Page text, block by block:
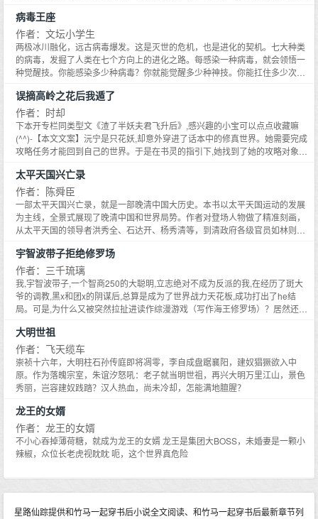
见观音多妩媚，料观音见我 狗男人真香追妻火葬场，其实际颜值与对女主情意
成正比，因为早期装傻扮丑的狗男主他，会为悦己者容，本文又名《嫁了个扮
猪吃老虎的二傻子老公是何感觉》《倾国倾城的老婆天天躺身边，却只能装不
解风|情的二傻子是何感觉》《二傻子怎配得上倾国倾城的美人，让我来让我
来》《老婆太美，群狼环伺，二傻子他要如何狼口护妻》 小剧场： 婚后，宇文
现在还得分一半给别人，天天晚上挤着睡，不好不好 众男看看他身边倾国倾城
的美娇妻，均在心中感叹摇头，傻啊，这是真傻啊，殊不知人家究竟是何挤
法，竟挤出了未来的太子殿下。 男主因故装痴扮憨，后期性情阴冷暴戾，女主
是救赎他的光，让他脱离炼狱，由厉鬼变人。 女主生来心离红尘，心怀大爱却
又无爱，男主予她凡心，让她从红尘之外，落入他的怀中，由神变人。 她渡他
出炼狱，他牵她入红尘，文章基调酸酸甜甜，he。
病毒王座
作者：文坛小学生
两极冰川融化，远古病毒爆发。这是灭世的危机，也是进化的契机。七大种类
的病毒，发掘了人类在七个方向上的进化之路。每感染一种病毒，就会领悟一
种觉醒技。你能感染多少种病毒？你就能觉醒多少种神技。你能扛住多少次生
成为......全种类病毒载体。每一条进化之路都是他的路，为了在这末世活下去，
他舍命开始了感染之路。为了寻找离奇失踪的父亲，他踏上了强大之路。为了
根治病毒，他开启了成神之路。从未现世的远古病毒，五花八门的觉醒神技，
貌美如花的战友、知己。为人类存续守望黎明的强大战士面对最终之敌时，他
该如何选择？【展开】【收起】
误摘高岭之花后我遁了
作者：时却
下本开专栏同类型文《渣了半妖夫君飞升后》,感兴趣的小宝可以点点收藏嘛
(^^)-【本文文案】沅宁是只花妖,却意外穿进了话本中的修真世界。她需要完成
攻略任务才能回到自己的世界。于是在书灵的指引下,她找到了她的攻略对象
伤渐渐好转了起来。沅宁似乎也对他动了心。可就在沅宁一边同人琴瑟和鸣、
耳鬓厮磨,一边第无数次得到好感度为0的答案怀疑人生时,书灵告诉了她两个消
息。好消息：她身旁的男人对她的好感度其实是100%。坏消息：攻略对象搞
错了。沅宁看着躺在身边的男人,又看了看幻境里快黑化成煤炭的玄衣少年——
她真正的攻略对象。沅宁:……做妖有时候也挺无奈的。/宋霁声道心破灭,灵脉
会,还送了他一盏兔子花灯。小姑娘夸他长得好看,她说她喜欢好看的人。小姑娘
还说她只喜欢他,只想同他成亲。……可是后来,她一声不吭便跑了。再见面,是
那个与他长得极为相像的门中后辈将人牵到了他面前,想请他为他们证婚。那后
辈同他相似的眉眼间却是他从未有过的肆意张扬,以及鲜活的少年气。其身旁的
少女似乎也因着羞怯低下了头。宋霁声看着少女头上他送的那支蝴蝶珠钗,薄唇
轻抿。证婚么？可是她以前明明说过只喜欢自己,只想同自己成婚的。骗子。/是
夜,空旷的洗尘殿内。男人身上熟悉而清冽的气息钻入沅宁的鼻腔之中。而揽着
沅宁背脊的手臂也小心翼翼却又不容挣脱地收紧,男人眼尾泛红,唇似细密的雨点
落在沅宁得肩颈处,其眸中是沅宁从未见过的独占欲。可是,他却问：宁宁,不要
丢下我好不好？只分给我你对他十分之一的喜欢就好。我还可以同他……一起
喜欢你。屋内温度攀升,男人散落衣袍下腰窝处那枝绯粉色的垂丝海棠也愈加潋
滟。沅宁：书灵, 不是！我们家清冷仙君呢！！食用指南：—1v1 He sc—架空
非传统修真小甜饼 勿细究 大概20w字完结—感情剧情交织 存在微恐情节—写
得比较慢 但不会坑 喜欢的小宝可以先收藏呀^_^
太平天国兴亡录
作者：陈舜臣
一部太平天国兴亡录，就是一部晚清中国大历史。本书以太平天国运动的发展
为主线，全景式展现了晚清中国和世界局势。作者对登场人物做了精准刻画，
从太平天国的领导者洪秀全、石达开、杨秀清等，到清政府各级官员如林则
地历史文化进行了介绍。不歪曲，不编造，客观还原真实的细节。
宇智波带子拒绝修罗场
作者：三千琉璃
我,宇智波带子,一个智商250的大聪明,立志绝对不成为反派的我,在经历了斑大
爷的调教,黑x和团x的阴谋后,总算是成为了世界战力天花板,成功打出了he结
局。可是,为什么又被突然拉扯进读作综漫游戏（写作海王修罗场）？居然还能
来自……？卡卡西,救命！！！卡卡西先生【死鱼眼】：……撇开这些不提,那边
那个戴着眼罩、和我长得超像的家伙是怎么回事？五条先生：哟亲爱的带子酱,
好久不见,身体还好吗5t5先生代表综漫世界中的墙头们发出贺电。宇智波带
子：谁是你亲爱的啊！（）于是,修罗场【划掉】爱与和平满满的综漫游戏,开始
了开篇提示：宇智波带子小姐,是隔壁带土先生的性转体。点开作者专栏,隔壁有
百五六十万字左右全免费,足以打发很多时间当然,如若不感兴趣也可以不看,不
影响本篇本文观看PS：本文为穿越带土的性转文,觉得这个雷的就不要勉强自
己跳坑了,人生苦短,何必自虐,以及,谢绝扒榜单；PPS：本文天雷狗血金手指玛
丽苏（大约）,嘛,反正做好心理准备就对了。别和作者谈逻辑,从作者的智商出
走后,逻辑它就死很多年了；PPPS：本文纯属yy,如有雷同……话说这个不可能
大明世祖
作者：飞天缆车
崇祯十六年，大明柱石孙传庭即将凋零，李自成盘踞襄阳，建奴猖獗欲入中
原。作为落魄宗室，朱谊汐怒吼：老子就当明世祖，再兴大明万里江山，景色
秀丽，岂容建奴践踏？汉人热血，尚未冷却，怎能满地膻腥？
龙王的女婿
作者：龙王的女婿
不小心吞掉薄荷糖，就成为龙王的女婿 龙王是集团大BOSS，未婚妻是一颗小
辣椒，众位长老虎视眈眈 呃，这个世界真危险
星路仙踪提供和竹马一起穿书后小说全文阅读、和竹马一起穿书后最新章节列